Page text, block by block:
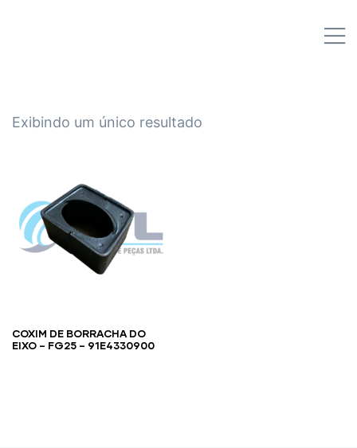
Exibindo um único resultado
COXIM DE BORRACHA DO
EIXO – FG25 – 91E4330900